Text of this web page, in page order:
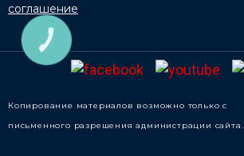
соглашение
Копирование материалов возможно только с
письменного разрешения администрации сайта.
КНОПКА
ЗВ'ЯЗКУ